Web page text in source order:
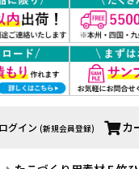
ログイン (新規会員登録) カ